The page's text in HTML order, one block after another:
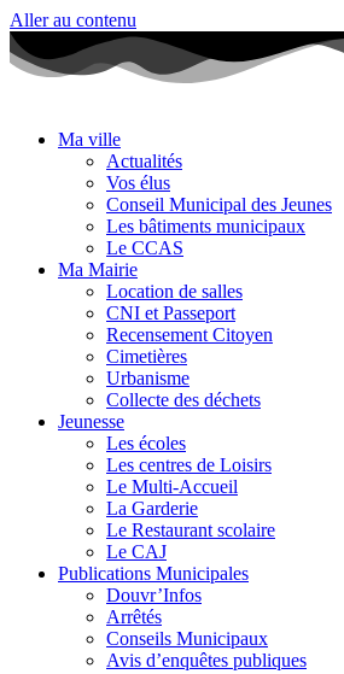
Aller au contenu
Ma ville
Actualités
Vos élus
Conseil Municipal des Jeunes
Les bâtiments municipaux
Le CCAS
Ma Mairie
Location de salles
CNI et Passeport
Recensement Citoyen
Cimetières
Urbanisme
Collecte des déchets
Jeunesse
Les écoles
Les centres de Loisirs
Le Multi-Accueil
La Garderie
Le Restaurant scolaire
Le CAJ
Publications Municipales
Douvr’Infos
Arrêtés
Conseils Municipaux
Avis d’enquêtes publiques